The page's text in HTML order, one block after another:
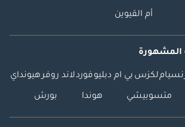
أم القيوين
المشهورة
نسياملكزس بي ام دبليوفوردلاند روفرهيونداي
متسوبيشي هوندا بورش